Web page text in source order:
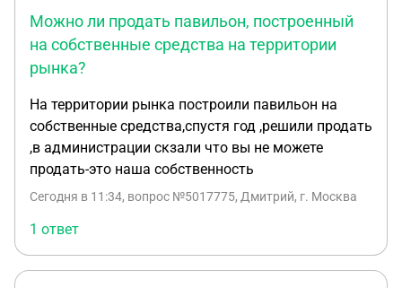
Можно ли продать павильон, построенный
на собственные средства на территории
рынка?
На территории рынка построили павильон на
собственные средства,спустя год ,решили продать
,в администрации скзали что вы не можете
продать-это наша собственность
Сегодня в 11:34, вопрос №5017775, Дмитрий, г. Москва
1 ответ